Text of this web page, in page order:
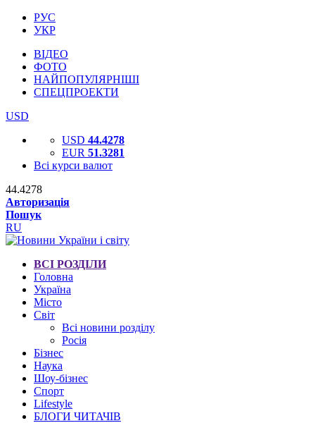
РУС
УКР
ВІДЕО
ФОТО
НАЙПОПУЛЯРНІШІ
СПЕЦПРОЕКТИ
USD
USD 44.4278
EUR 51.3281
Всі курси валют
44.4278
Авторизація
Пошук
RU
ВСІ РОЗДІЛИ
Головна
Україна
Місто
Світ
Всі новини розділу
Росія
Бізнес
Наука
Шоу-бізнес
Спорт
Lifestyle
БЛОГИ ЧИТАЧІВ